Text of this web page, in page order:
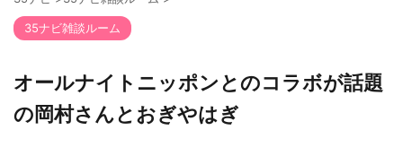
35ナビ雑談ルーム
オールナイトニッポンとのコラボが話題
の岡村さんとおぎやはぎ